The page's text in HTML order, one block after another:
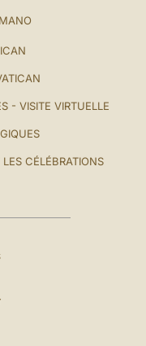
- VISITE VIRTUELLE
CÉLÉBRATIONS